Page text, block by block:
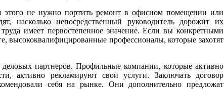
этого не нужно портить ремонт в офисном помещении или
насколько непосредственный руководитель дорожит их
имеет первостепенное значение. Если вы конкретными
высококвалифицированные профессионалы, которые захотят
партнеров. Профильные компании, которые активно
активно рекламируют свои услуги. Заключать договор
себя на рынке. Они дополнительно предложат